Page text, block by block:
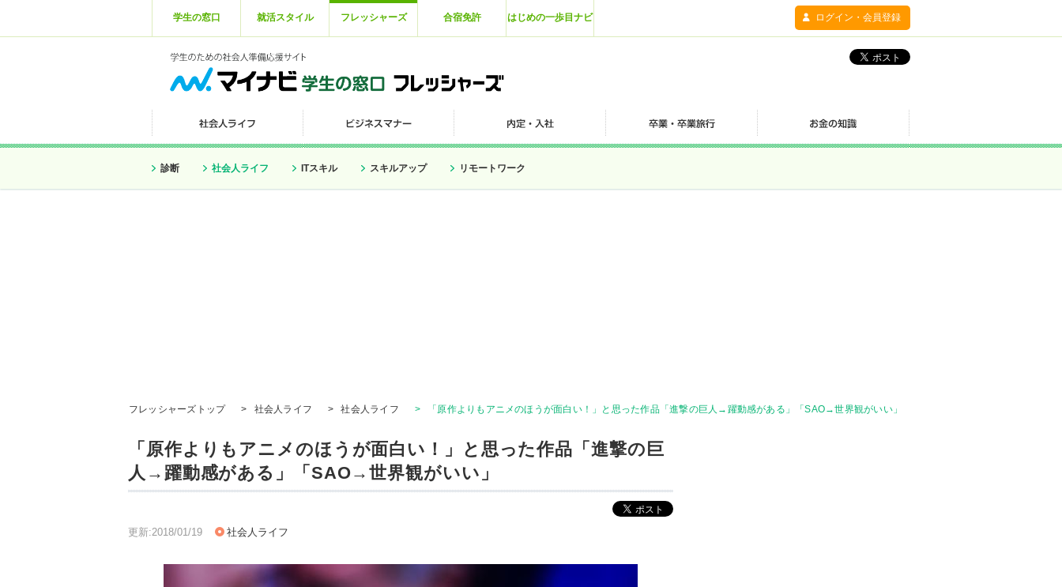
学生の窓口 就活スタイル フレッシャーズ 合宿免許 はじめの一歩目ナビ ログイン・会員登録
診断 社会人ライフ ITスキル スキルアップ リモートワーク
フレッシャーズトップ > 社会人ライフ > 社会人ライフ > 「原作よりもアニメのほうが面白い！」と思った作品「進撃の巨人→躍動感がある」「SAO→世界観がいい」
「原作よりもアニメのほうが面白い！」と思った作品「進撃の巨
人→躍動感がある」「SAO→世界観がいい」
更新:2018/01/19 社会人ライフ